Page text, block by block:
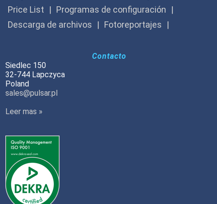
Price List
Programas de configuración
Descarga de archivos
Fotoreportajes
Contacto
Siedlec 150
32-744 Lapczyca
Poland
sales@pulsar.pl
Leer mas »